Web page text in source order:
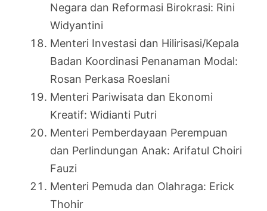
Negara dan Reformasi Birokrasi: Rini
Widyantini
Menteri Investasi dan Hilirisasi/Kepala
Badan Koordinasi Penanaman Modal:
Rosan Perkasa Roeslani
Menteri Pariwisata dan Ekonomi
Kreatif: Widianti Putri
Menteri Pemberdayaan Perempuan
dan Perlindungan Anak: Arifatul Choiri
Fauzi
Menteri Pemuda dan Olahraga: Erick
Thohir